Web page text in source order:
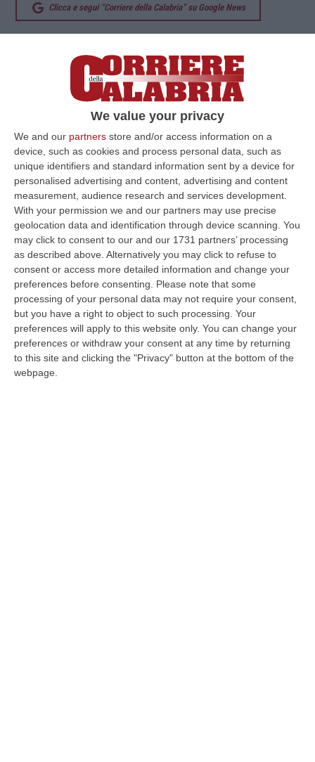
We value your privacy
We and our partners store and/or access information on a
device, such as cookies and process personal data, such as
unique identifiers and standard information sent by a device for
personalised advertising and content, advertising and content
measurement, audience research and services development.
With your permission we and our partners may use precise
geolocation data and identification through device scanning. You
may click to consent to our and our 1731 partners’ processing
as described above. Alternatively you may click to refuse to
consent or access more detailed information and change your
preferences before consenting.
Please note that some
processing of your personal data may not require your consent,
but you have a right to object to such processing. Your
preferences will apply to this website only. You can change your
preferences or withdraw your consent at any time by returning
to this site and clicking the "Privacy" button at the bottom of the
webpage.
Clicca e segui “Corriere della Calabria” su Google News
direzione di Mvsm annuncia i dieci nomi
ammessi alla finale della 10^ edizione del
Premio nazionale Musica contro le mafie. Gli
artisti selezionati condivideranno il palco del
Teatro Morelli di Cosenza i giorni 6 e 7
dicembre. Le ultime due giornate della 5
Giorni di Musica contro le mafie
concluderanno un lungo percorso che ha
visto 512 brani candidati, 350 artisti
ammessi al voto di una giuria di esperti, una
giuria social ed una di studenti di varie scuole
italiane. Durante le finali i giudici on stage
saranno Roy Paci, Picciotto e Serena
Brancale che insieme al pubblico, una giuria
demoscopica ed una di votanti attraverso
una diretta social, decreteranno i vincitori del